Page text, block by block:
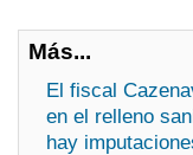
Más...
El fiscal
en el relleno
hay